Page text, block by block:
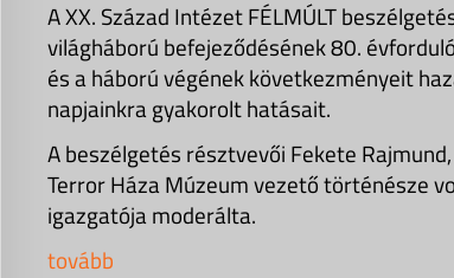
A XX. Század Intézet FÉLMÚLT
világháború befejeződésének 80.
és a háború végének következményeit
napjainkra gyakorolt hatásait.
A beszélgetés résztvevői Fekete
Terror Háza Múzeum vezető történésze
igazgatója moderálta.
tovább